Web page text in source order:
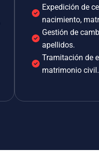
Expedición de
nacimiento,
Gestión de
apellidos.
Tramitación de
matrimonio civil.